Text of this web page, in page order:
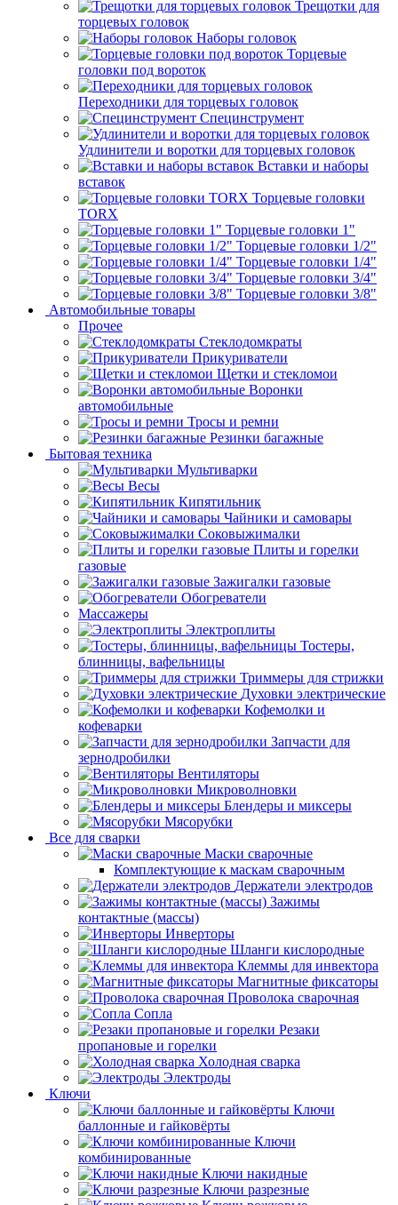
Трещотки для
торцевых головок
Наборы головок
Торцевые
головки под вороток
Переходники для торцевых головок
Специнструмент
Удлинители и воротки для торцевых головок
Вставки и наборы
вставок
Торцевые головки
TORX
Торцевые головки 1"
Торцевые головки 1/2"
Торцевые головки 1/4"
Торцевые головки 3/4"
Торцевые головки 3/8"
Автомобильные товары
Прочее
Стеклодомкраты
Прикуриватели
Щетки и стекломои
Воронки
автомобильные
Тросы и ремни
Резинки багажные
Бытовая техника
Мультиварки
Весы
Кипятильник
Чайники и самовары
Соковыжималки
Плиты и горелки
газовые
Зажигалки газовые
Обогреватели
Массажеры
Электроплиты
Тостеры,
блинницы, вафельницы
Триммеры для стрижки
Духовки электрические
Кофемолки и
кофеварки
Запчасти для
зернодробилки
Вентиляторы
Микроволновки
Блендеры и миксеры
Мясорубки
Все для сварки
Маски сварочные
Комплектующие к маскам сварочным
Держатели электродов
Зажимы
контактные (массы)
Инверторы
Шланги кислородные
Клеммы для инвектора
Магнитные фиксаторы
Проволока сварочная
Сопла
Резаки
пропановые и горелки
Холодная сварка
Электроды
Ключи
Ключи
баллонные и гайковёрты
Ключи
комбинированные
Ключи накидные
Ключи разрезные